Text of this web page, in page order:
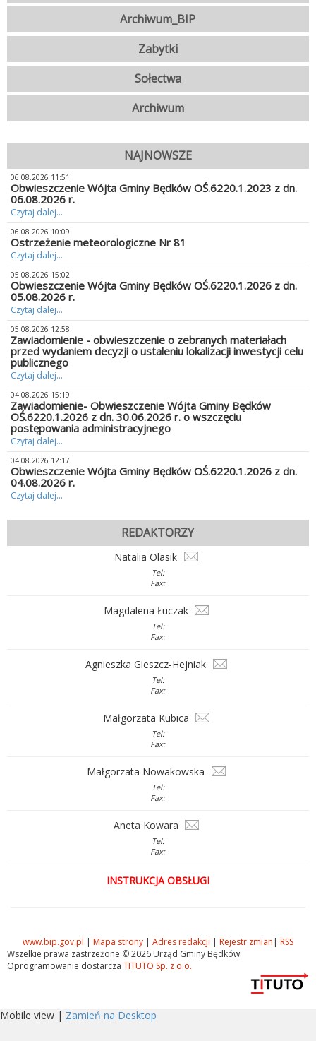
Archiwum_BIP
Zabytki
Sołectwa
Archiwum
NAJNOWSZE
06.08.2026 11:51
Obwieszczenie Wójta Gminy Będków OŚ.6220.1.2023 z dn.
06.08.2026 r.
Czytaj dalej...
06.08.2026 10:09
Ostrzeżenie meteorologiczne Nr 81
Czytaj dalej...
05.08.2026 15:02
Obwieszczenie Wójta Gminy Będków OŚ.6220.1.2026 z dn.
05.08.2026 r.
Czytaj dalej...
05.08.2026 12:58
Zawiadomienie - obwieszczenie o zebranych materiałach
przed wydaniem decyzji o ustaleniu lokalizacji inwestycji celu
publicznego
Czytaj dalej...
04.08.2026 15:19
Zawiadomienie- Obwieszczenie Wójta Gminy Będków
OŚ.6220.1.2026 z dn. 30.06.2026 r. o wszczęciu
postępowania administracyjnego
Czytaj dalej...
04.08.2026 12:17
Obwieszczenie Wójta Gminy Będków OŚ.6220.1.2026 z dn.
04.08.2026 r.
Czytaj dalej...
REDAKTORZY
Natalia Olasik
Tel:
Fax:
Magdalena Łuczak
Tel:
Fax:
Agnieszka Gieszcz-Hejniak
Tel:
Fax:
Małgorzata Kubica
Tel:
Fax:
Małgorzata Nowakowska
Tel:
Fax:
Aneta Kowara
Tel:
Fax:
INSTRUKCJA OBSŁUGI
www.bip.gov.pl | Mapa strony | Adres redakcji | Rejestr zmian | RSS
Wszelkie prawa zastrzeżone © 2026 Urząd Gminy Będków
Oprogramowanie dostarcza TITUTO Sp. z o.o.
Mobile view | Zamień na Desktop